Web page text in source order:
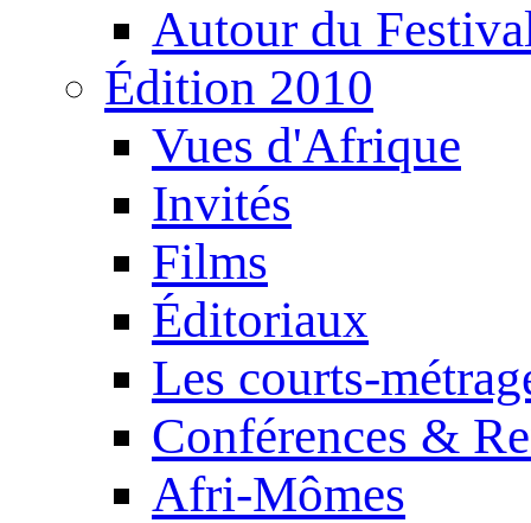
Autour du
Édition 2010
Vues d'Afrique
Invités
Films
Éditoriaux
Les courts-
Conférences &
Afri-Mômes